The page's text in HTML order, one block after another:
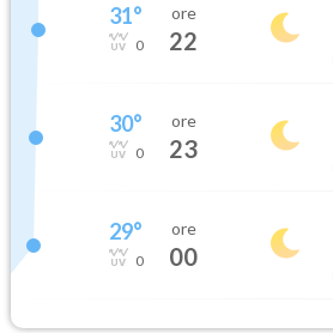
31°
0
ore
22
30°
0
ore
23
29°
0
ore
00